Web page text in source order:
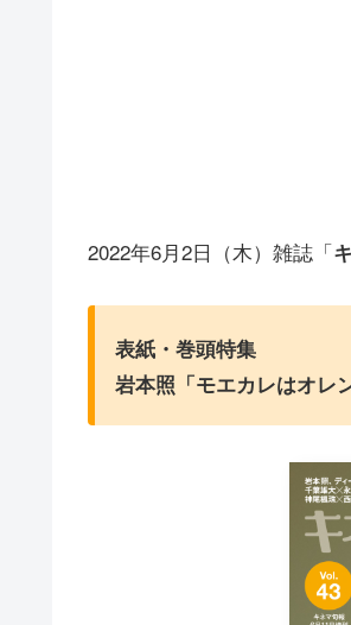
2022年6月2日（木）雑誌「
表紙・巻頭特集
岩本照 「モエカレはオレ